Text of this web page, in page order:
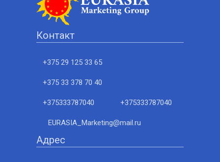
Контакт
+375 29 125 33 65
+375 33 378 70 40
+375333787040 +375333787040
EURASIA_Marketing@mail.ru
Адрес